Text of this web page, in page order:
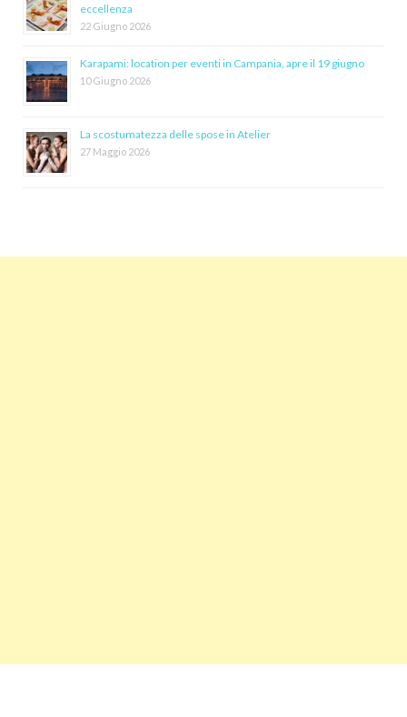
eccellenza
22 Giugno 2026
Karapami: location per eventi in Campania, apre il 19 giugno
10 Giugno 2026
La scostumatezza delle spose in Atelier
27 Maggio 2026